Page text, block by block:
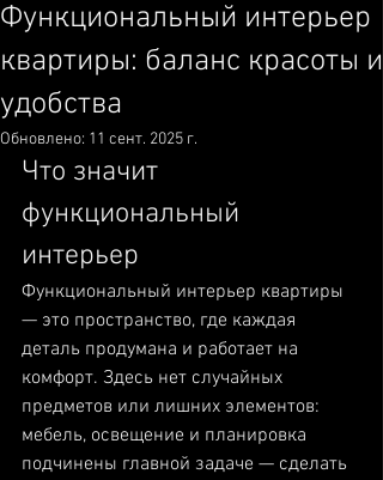
Функциональный интерьер
квартиры: баланс красоты и
удобства
Обновлено: 11 сент. 2025 г.
Что значит
функциональный
интерьер
Функциональный интерьер квартиры
— это пространство, где каждая
деталь продумана и работает на
комфорт. Здесь нет случайных
предметов или лишних элементов:
мебель, освещение и планировка
подчинены главной задаче — сделать